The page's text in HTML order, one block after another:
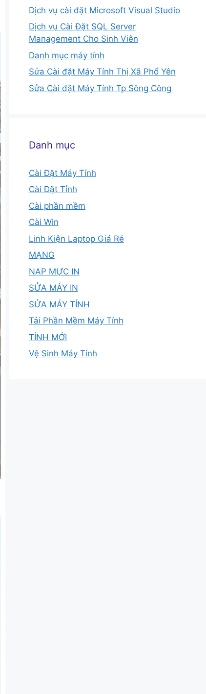
Dịch vụ cài đặt Microsoft Visual Studio
Dịch vụ Cài Đặt SQL Server
Management Cho Sinh Viên
Danh mục máy tính
Sửa Cài đặt Máy Tính Thị Xã Phổ Yên
Sửa Cài đặt Máy Tính Tp Sông Công
Danh mục
Cài Đặt Máy Tính
Cài Đặt Tỉnh
Cài phần mềm
Cài Win
Linh Kiện Laptop Giá Rẻ
MẠNG
NẠP MỰC IN
SỬA MÁY IN
SỬA MÁY TÍNH
Tải Phần Mềm Máy Tính
TỈNH MỚI
Vệ Sinh Máy Tính